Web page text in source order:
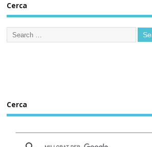
aprendizaje ‘online’
programas y datos se
alojarán en servidores del
Gobierno vasco
Cerca
Cerca